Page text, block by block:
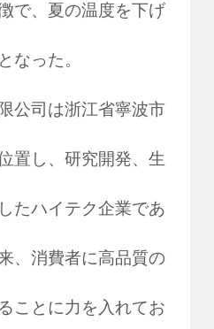
で、夏の温度を下げ
なった。
公司は浙江省寧波市
置し、研究開発、生
たハイテク企業であ
、消費者に高品質の
ことに力を入れてお